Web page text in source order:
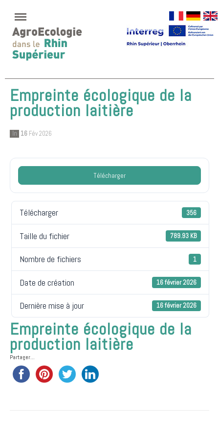
Empreinte écologique de la
production laitière
In 16 Fév 2026
Télécharger
Télécharger 356
Taille du fichier 789.93 KB
Nombre de fichiers 1
Date de création 16 février 2026
Dernière mise à jour 16 février 2026
Empreinte écologique de la
production laitière
Partager...